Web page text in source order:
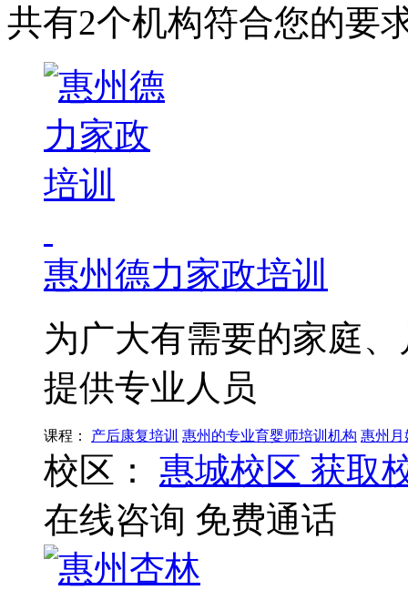
共有2个机构符合您的要
惠州德力家政培训
为广大有需要的家庭
提供专业人员
课程： 产后康复培训 惠州的专业育婴师培训机构 惠州月
校区： 惠城校区 获取
在线咨询 免费通话